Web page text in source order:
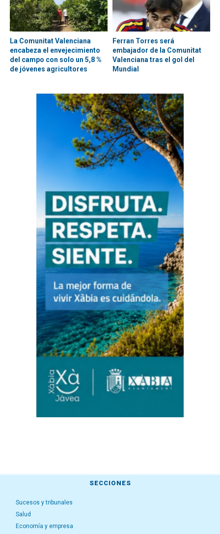
La Comunitat Valenciana
encabeza el envejecimiento
del campo con solo un 5,8 %
de jóvenes agricultores
Ferran Torres será
embajador de la Comunitat
Valenciana tras el gol del
Mundial
SECCIONES
Sucesos y tribunales
Salud
Economía y empresa